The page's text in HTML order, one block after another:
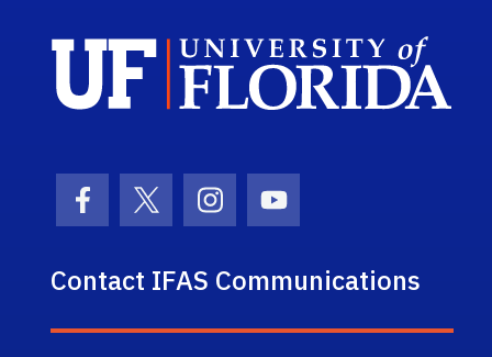
Facebook Icon
Twitter IconInstagram Icon
Youtube Icon
Contact IFAS Communications